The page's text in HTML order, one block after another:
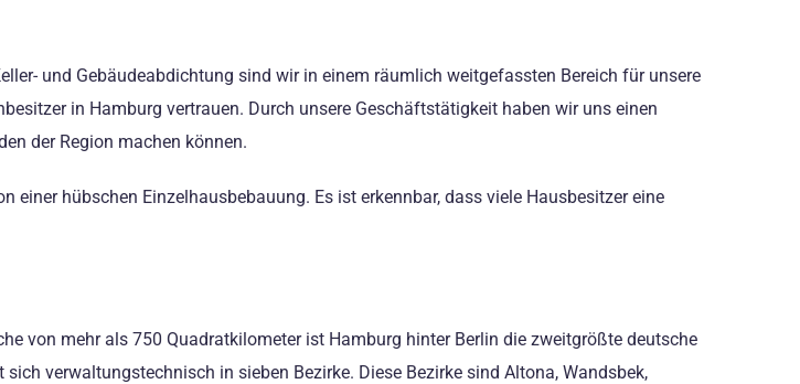
und Gebäudeabdichtung sind wir in einem räumlich weitgefassten Bereich für unsere
in Hamburg vertrauen. Durch unsere Geschäftstätigkeit haben wir uns einen
der Region machen können.
hübschen Einzelhausbebauung. Es ist erkennbar, dass viele Hausbesitzer eine
von mehr als 750 Quadratkilometer ist Hamburg hinter Berlin die zweitgrößte deutsche
verwaltungstechnisch in sieben Bezirke. Diese Bezirke sind Altona, Wandsbek,